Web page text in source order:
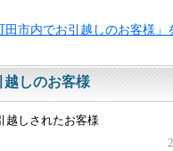
田市内でお引越しのお客様」
越しのお客様
越しされたお客様